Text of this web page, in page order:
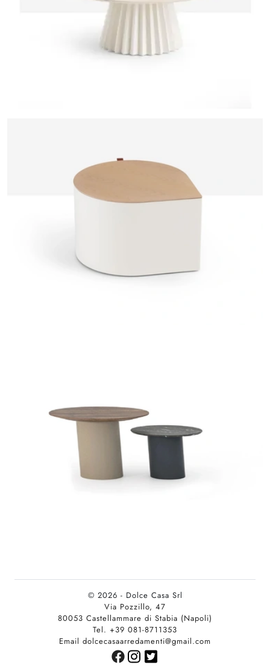
© 2026 - Dolce Casa Srl
Via Pozzillo, 47
80053 Castellammare di Stabia (Napoli)
Tel. +39 081-8711353
Email dolcecasaarredamenti@gmail.com